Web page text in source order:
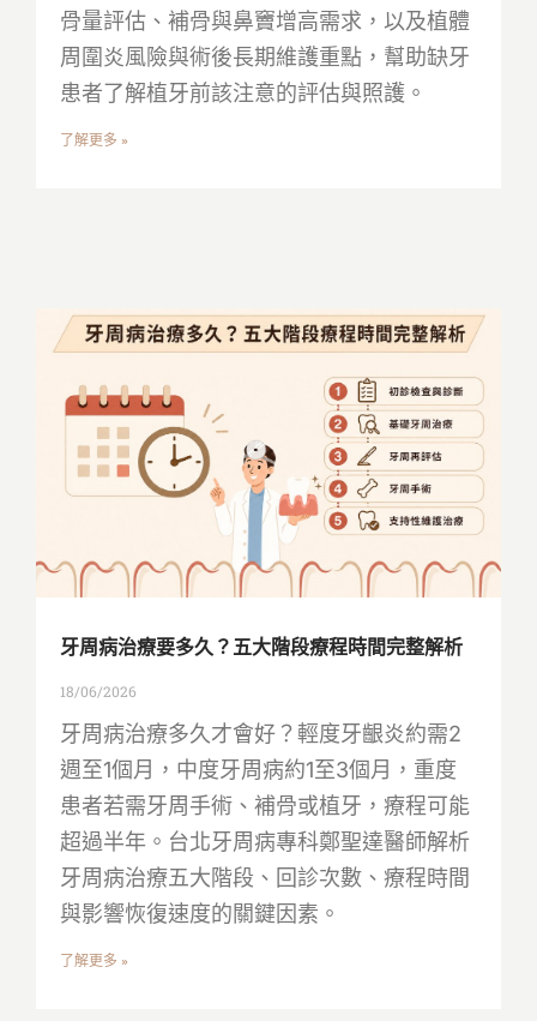
骨量評估、補骨與鼻竇增高需求，以及植體
周圍炎風險與術後長期維護重點，幫助缺牙
患者了解植牙前該注意的評估與照護。
了解更多 »
牙周病治療要多久？五大階段療程時間完整解析
18/06/2026
牙周病治療多久才會好？輕度牙齦炎約需2
週至1個月，中度牙周病約1至3個月，重度
患者若需牙周手術、補骨或植牙，療程可能
超過半年。台北牙周病專科鄭聖達醫師解析
牙周病治療五大階段、回診次數、療程時間
與影響恢復速度的關鍵因素。
了解更多 »